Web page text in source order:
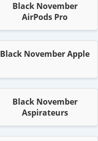
Black November
AirPods Pro
Black November Apple
Black November
Aspirateurs